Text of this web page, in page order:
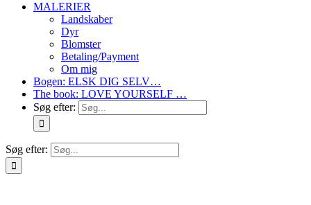
MALERIER
Landskaber
Dyr
Blomster
Betaling/Payment
Om mig
Bogen: ELSK DIG SELV…
The book: LOVE YOURSELF …
Søg efter:
Søg efter: